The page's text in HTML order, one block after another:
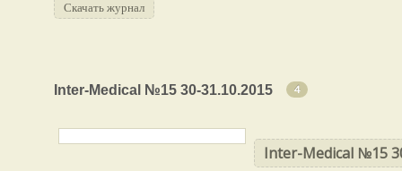
Скачать журнал
Inter-Medical №15 30-31.10.2015 4
Inter-Medical №15